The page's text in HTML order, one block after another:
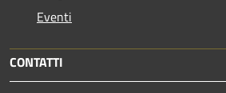
Eventi
CONTATTI